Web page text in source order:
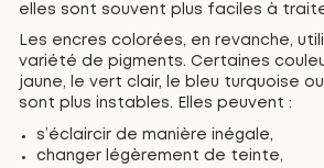
elles sont souvent plus faciles à
Les encres colorées, en revanche,
variété de pigments. Certaines
jaune, le vert clair, le bleu turquoise
sont plus instables. Elles peuvent :
s’éclaircir de manière inégale,
changer légèrement de teinte,